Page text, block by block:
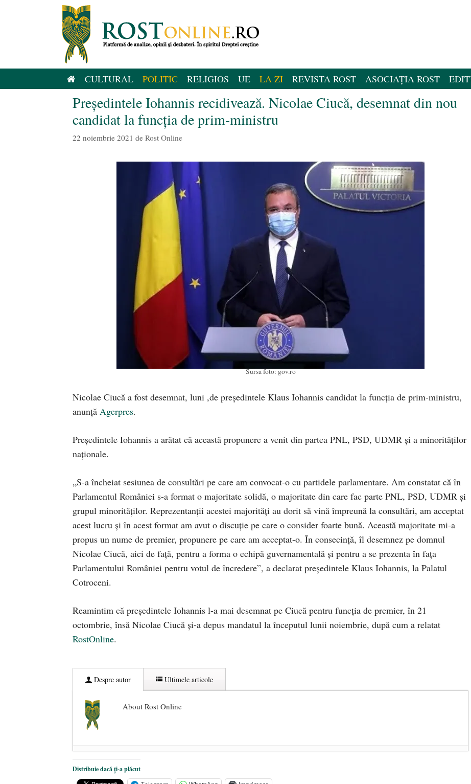
CULTURAL POLITIC RELIGIOS UE LA ZI REVISTA ROST ASOCIAȚIA ROST
Președintele Iohannis recidivează. Nicolae Ciucă, desemnat din nou
candidat la funcția de prim-ministru
22 noiembrie 2021 de Rost Online
Sursa foto: gov.ro
Nicolae Ciucă a fost desemnat, luni ,de preşedintele Klaus Iohannis candidat la funcţia de prim-ministru,
anunță Agerpres.
Președintele Iohannis a arătat că această propunere a venit din partea PNL, PSD, UDMR şi a minorităţilor
naţionale.
„S-a încheiat sesiunea de consultări pe care am convocat-o cu partidele parlamentare. Am constatat că în
Parlamentul României s-a format o majoritate solidă, o majoritate din care fac parte PNL, PSD, UDMR şi
grupul minorităţilor. Reprezentanţii acestei majorităţi au dorit să vină împreună la consultări, am acceptat
acest lucru şi în acest format am avut o discuţie pe care o consider foarte bună. Această majoritate mi-a
propus un nume de premier, propunere pe care am acceptat-o. În consecinţă, îl desemnez pe domnul
Nicolae Ciucă, aici de faţă, pentru a forma o echipă guvernamentală şi pentru a se prezenta în faţa
Parlamentului României pentru votul de încredere”, a declarat preşedintele Klaus Iohannis, la Palatul
Cotroceni.
Reamintim că președintele Iohannis l-a mai desemnat pe Ciucă pentru funcția de premier, în 21
octombrie, însă Nicolae Ciucă și-a depus mandatul la începutul lunii noiembrie, după cum a relatat
RostOnline.
Despre autor Ultimele articole
About Rost Online
Dezvăluiri cutremurătoare despre președintele Ucrainei, Volodymyr Zelensky
Statul care servește Națiunea - 21 aprilie 2026
Distribuie dacă ți-a plăcut